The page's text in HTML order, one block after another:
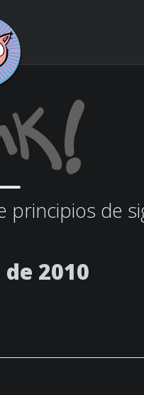
principios de
2010